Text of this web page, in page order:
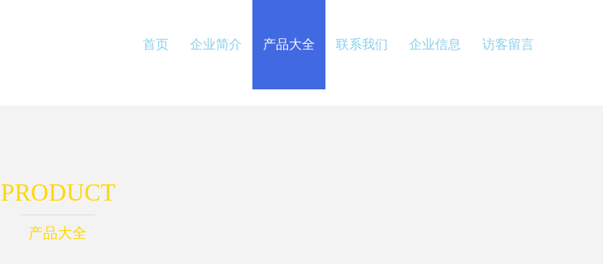
首页 企业简介 产品大全 联系我们 企业信息 访客留言
PRODUCT
产品大全